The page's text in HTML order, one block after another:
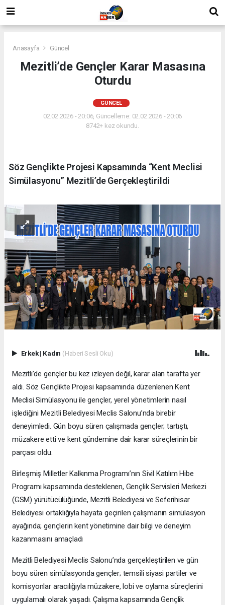
Anasayfa Güncel
Mezitli’de Gençler Karar Masasına
Oturdu
GÜNCEL
02.02.2026 - 20:06, Güncelleme: 02.02.2026 - 20:06
8742+ kez okundu.
Söz Gençlikte Projesi Kapsamında “Kent Meclisi
Simülasyonu” Mezitli’de Gerçekleştirildi
Erkek| Kadın (Haberi Sesli Oku)
Mezitli’de gençler bu kez izleyen değil, karar alan tarafta yer
aldı. Söz Gençlikte Projesi kapsamında düzenlenen Kent
Meclisi Simülasyonu ile gençler, yerel yönetimlerin nasıl
işlediğini Mezitli Belediyesi Meclis Salonu’nda birebir
deneyimledi. Gün boyu süren çalışmada gençler; tartıştı,
müzakere etti ve kent gündemine dair karar süreçlerinin bir
parçası oldu.
Birleşmiş Milletler Kalkınma Programı’nın Sivil Katılım Hibe
Programı kapsamında desteklenen, Gençlik Servisleri Merkezi
(GSM) yürütücülüğünde, Mezitli Belediyesi ve Seferihisar
Belediyesi ortaklığıyla hayata geçirilen çalışmanın simülasyon
ayağında; gençlerin kent yönetimine dair bilgi ve deneyim
kazanmasını amaçladı
Mezitli Belediyesi Meclis Salonu’nda gerçekleştirilen ve gün
boyu süren simülasyonda gençler; temsili siyasi partiler ve
komisyonlar aracılığıyla müzakere, lobi ve oylama süreçlerini
uygulamalı olarak yaşadı. Çalışma kapsamında Gençlik